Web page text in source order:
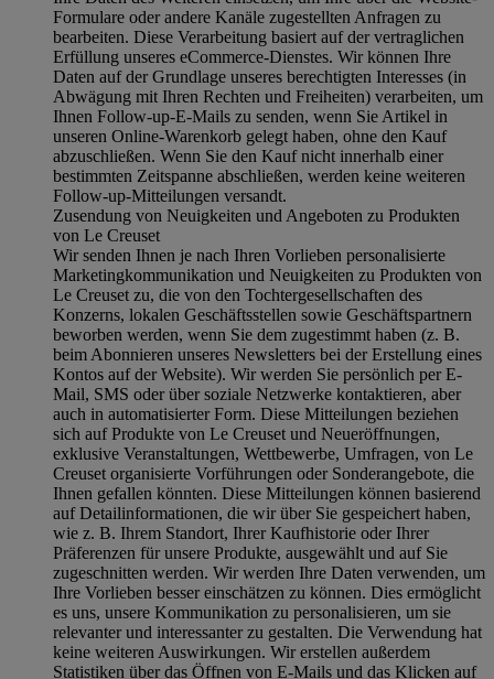
Formulare oder andere Kanäle zugestellten Anfragen zu
bearbeiten. Diese Verarbeitung basiert auf der vertraglichen
Erfüllung unseres eCommerce-Dienstes. Wir können Ihre
Daten auf der Grundlage unseres berechtigten Interesses (in
Abwägung mit Ihren Rechten und Freiheiten) verarbeiten, um
Ihnen Follow-up-E-Mails zu senden, wenn Sie Artikel in
unseren Online-Warenkorb gelegt haben, ohne den Kauf
abzuschließen. Wenn Sie den Kauf nicht innerhalb einer
bestimmten Zeitspanne abschließen, werden keine weiteren
Follow-up-Mitteilungen versandt.
Zusendung von Neuigkeiten und Angeboten zu Produkten
von Le Creuset
Wir senden Ihnen je nach Ihren Vorlieben personalisierte
Marketingkommunikation und Neuigkeiten zu Produkten von
Le Creuset zu, die von den Tochtergesellschaften des
Konzerns, lokalen Geschäftsstellen sowie Geschäftspartnern
beworben werden, wenn Sie dem zugestimmt haben (z. B.
beim Abonnieren unseres Newsletters bei der Erstellung eines
Kontos auf der Website). Wir werden Sie persönlich per E-
Mail, SMS oder über soziale Netzwerke kontaktieren, aber
auch in automatisierter Form. Diese Mitteilungen beziehen
sich auf Produkte von Le Creuset und Neueröffnungen,
exklusive Veranstaltungen, Wettbewerbe, Umfragen, von Le
Creuset organisierte Vorführungen oder Sonderangebote, die
Ihnen gefallen könnten. Diese Mitteilungen können basierend
auf Detailinformationen, die wir über Sie gespeichert haben,
wie z. B. Ihrem Standort, Ihrer Kaufhistorie oder Ihrer
Präferenzen für unsere Produkte, ausgewählt und auf Sie
zugeschnitten werden. Wir werden Ihre Daten verwenden, um
Ihre Vorlieben besser einschätzen zu können. Dies ermöglicht
es uns, unsere Kommunikation zu personalisieren, um sie
relevanter und interessanter zu gestalten. Die Verwendung hat
keine weiteren Auswirkungen. Wir erstellen außerdem
Statistiken über das Öffnen von E-Mails und das Klicken auf